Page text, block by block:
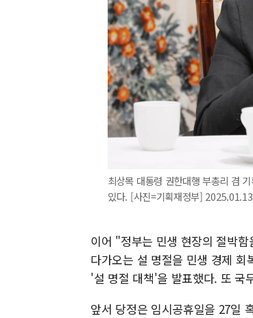
최상목 대통령 권한대행 부총리 겸
있다. [사진=기획재정부]
이어 "정부는 민생 현장의 절박
다가오는 설 명절을 민생 경제
'설 명절 대책'을 발표했다. 또 국
앞서 당정은 임시공휴일을 27일